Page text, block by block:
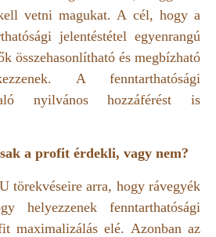
vetni magukat. A cél, hogy a
jelentéstétel egyenrangú
összehasonlítható és megbízható
A fenntarthatósági
nyilvános hozzáférést is
a profit érdekli, vagy nem?
törekvéseire arra, hogy rávegyék
helyezzenek fenntarthatósági
maximalizálás elé. Azonban az